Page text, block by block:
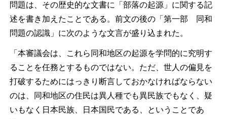
問題は、その歴史的な文書に「部落の起源」に関する記
述を書き加えたことである。前文の後の「第一部 同和
問題の認識」に次のような文言が盛り込まれた。
「本審議会は、これら同和地区の起源を学問的に究明す
ることを任務とするものではない。ただ、世人の偏見を
打破するためにはっきり断言しておかなければならない
のは、同和地区の住民は異人種でも異民族でもなく、疑
いもなく日本民族、日本国民である、ということであ